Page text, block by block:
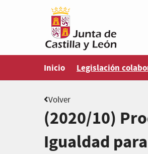
Inicio
Estás en
Legislación
Volver
(2020/10)
Igualdad